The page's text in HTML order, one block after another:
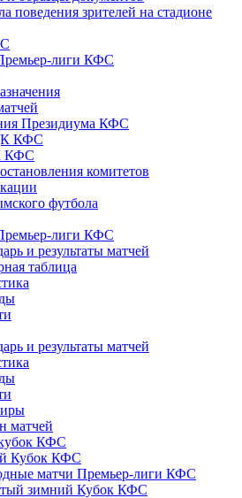
поведения зрителей на стадионе
лиги КФС
Президиума КФС
КФС
КФС
комитетов
футбола
лиги КФС
и результаты матчей
таблица
и результаты матчей
матчей
КФС
Кубок КФС
матчи Премьер-лиги КФС
зимний Кубок КФС